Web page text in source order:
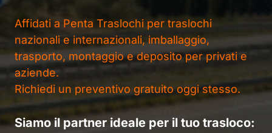
Affidati a Penta Traslochi per traslochi
nazionali e internazionali, imballaggio,
trasporto, montaggio e deposito per privati e
aziende.
Richiedi un preventivo gratuito oggi stesso.
Siamo il partner ideale per il tuo trasloco: